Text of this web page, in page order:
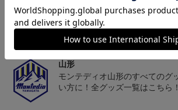
チームマスコット「ディーオ」
ーやファン必見！
山形
モンテディオ山形のすべてのグ
い方に！全グッズ一覧はこちら！